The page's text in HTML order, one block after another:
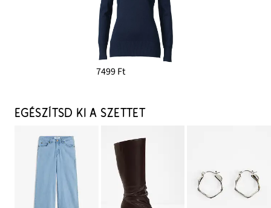
7499 Ft
EGÉSZÍTSD KI A SZETTET